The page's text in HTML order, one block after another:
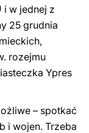
i w jednej z
25 grudnia
rozejmu
Ypres
– spotkać
i wojen. Trzeba